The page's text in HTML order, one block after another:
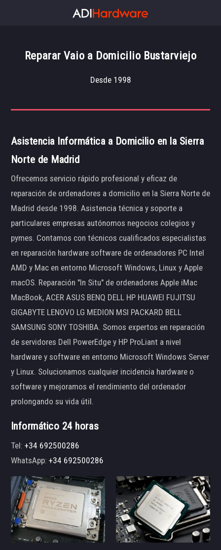
Reparar Vaio a Domicilio Bustarviejo
Desde 1998
Asistencia Informática a Domicilio en la Sierra
Norte de Madrid
Ofrecemos servicio rápido profesional y eficaz de
reparación de ordenadores a domicilio en la Sierra Norte de
Madrid desde 1998. Asistencia técnica y soporte a
particulares empresas autónomos negocios colegios y
pymes. Contamos con técnicos cualificados especialistas
en reparación hardware software de ordenadores PC Intel
AMD y Mac en entorno Microsoft Windows, Linux y Apple
macOS. Reparación "In Situ" de ordenadores Apple iMac
MacBook, ACER ASUS BENQ DELL HP HUAWEI FUJITSU
GIGABYTE LENOVO LG MEDION MSI PACKARD BELL
SAMSUNG SONY TOSHIBA. Somos expertos en reparación
de servidores Dell PowerEdge y HP ProLiant a nivel
hardware y software en entorno Microsoft Windows Server
y Linux. Solucionamos cualquier incidencia hardware o
software y mejoramos el rendimiento del ordenador
prolongando su vida útil.
Informático 24 horas
Tel:+34 692500286
WhatsApp:+34 692500286